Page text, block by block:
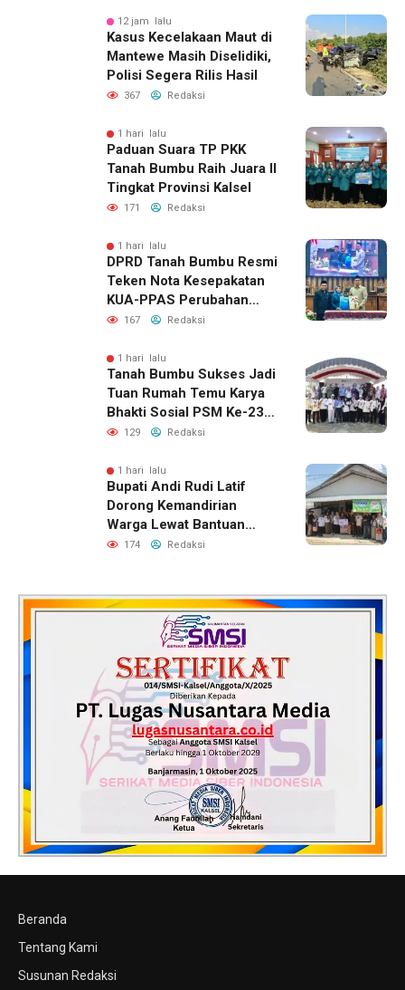
12 jam lalu
Kasus Kecelakaan Maut di
Mantewe Masih Diselidiki,
Polisi Segera Rilis Hasil
367 Redaksi
1 hari lalu
Paduan Suara TP PKK
Tanah Bumbu Raih Juara II
Tingkat Provinsi Kalsel
171 Redaksi
1 hari lalu
DPRD Tanah Bumbu Resmi
Teken Nota Kesepakatan
KUA-PPAS Perubahan
APBD 2026
167 Redaksi
1 hari lalu
Tanah Bumbu Sukses Jadi
Tuan Rumah Temu Karya
Bhakti Sosial PSM Ke-23
Kalimantan Selatan
129 Redaksi
1 hari lalu
Bupati Andi Rudi Latif
Dorong Kemandirian
Warga Lewat Bantuan
Usaha Ekonomi Produktif
174 Redaksi
Beranda
Tentang Kami
Susunan Redaksi